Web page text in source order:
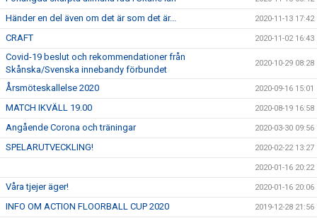
Händer en del även om det är som det är... 2020-11-13 17:42
CRAFT 2020-11-02 16:43
Covid-19 beslut och rekommendationer från
Skånska/Svenska innebandy förbundet
2020-10-29 08:28
Årsmöteskallelse 2020 2020-09-16 15:01
MATCH IKVÄLL 19.00 2020-08-19 16:58
Angående Corona och träningar 2020-03-30 09:56
SPELARUTVECKLING! 2020-02-22 13:27
2020-01-16 20:22
Våra tjejer äger! 2020-01-16 20:06
INFO OM ACTION FLOORBALL CUP 2020 2019-12-28 21:56